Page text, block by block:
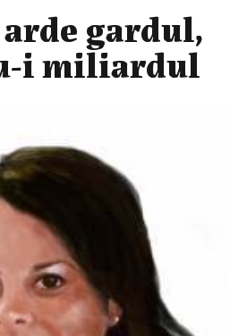
gardul,
i miliardul